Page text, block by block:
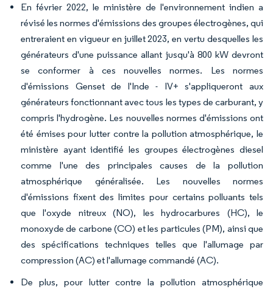
En février 2022, le ministère de l'environnement indien a
révisé les normes d'émissions des groupes électrogènes, qui
entreraient en vigueur en juillet 2023, en vertu desquelles les
générateurs d'une puissance allant jusqu'à 800 kW devront
se conformer à ces nouvelles normes. Les normes
d'émissions Genset de l'Inde - IV+ s'appliqueront aux
générateurs fonctionnant avec tous les types de carburant, y
compris l'hydrogène. Les nouvelles normes d'émissions ont
été émises pour lutter contre la pollution atmosphérique, le
ministère ayant identifié les groupes électrogènes diesel
comme l'une des principales causes de la pollution
atmosphérique généralisée. Les nouvelles normes
d'émissions fixent des limites pour certains polluants tels
que l'oxyde nitreux (NO), les hydrocarbures (HC), le
monoxyde de carbone (CO) et les particules (PM), ainsi que
des spécifications techniques telles que l'allumage par
compression (AC) et l'allumage commandé (AC).
De plus, pour lutter contre la pollution atmosphérique